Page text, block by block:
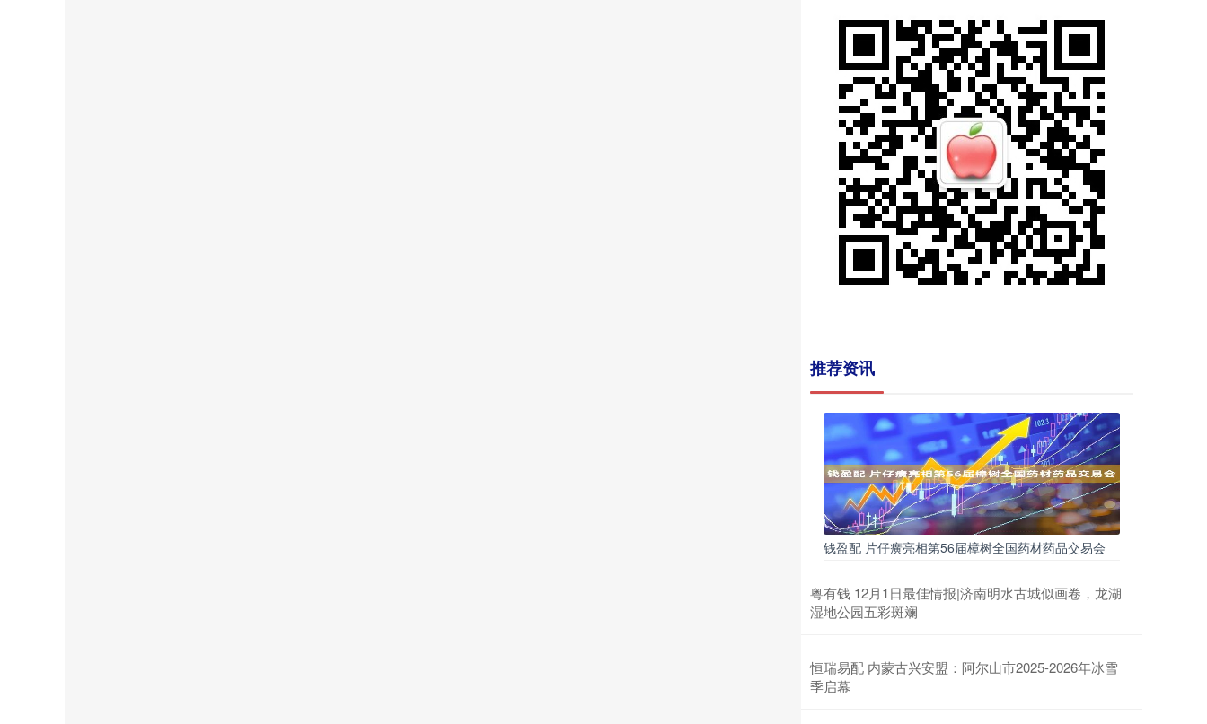
推荐资讯
钱盈配 片仔癀亮相第56届樟树全国药材药品交易会
粤有钱 12月1日最佳情报|济南明水古城似画卷，龙湖
湿地公园五彩斑斓
恒瑞易配 内蒙古兴安盟：阿尔山市2025-2026年冰雪
季启幕